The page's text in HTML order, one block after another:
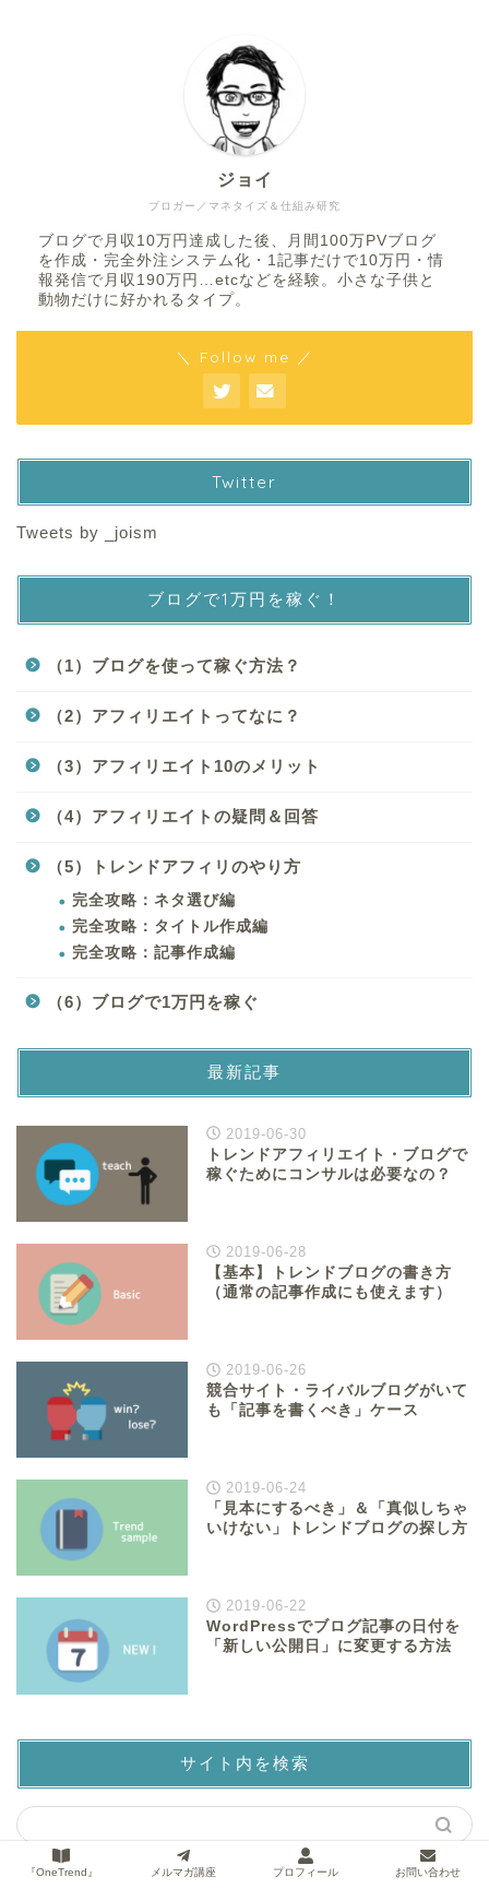
ブロガー／マネタイズ＆仕組み研究
ジョイ
ブログで月収10万円達成した後、月間100万PVブログ
を作成・完全外注システム化・1記事だけで10万円・情
報発信で月収190万円…etcなどを経験。小さな子供と
動物だけに好かれるタイプ。
＼ Follow me ／
Twitter
Tweets by _joism
ブログで1万円を稼ぐ！
（1）ブログを使って稼ぐ方法？
（2）アフィリエイトってなに？
（3）アフィリエイト10のメリット
（4）アフィリエイトの疑問＆回答
（5）トレンドアフィリのやり方
完全攻略：ネタ選び編
完全攻略：タイトル作成編
完全攻略：記事作成編
（6）ブログで1万円を稼ぐ
最新記事
2019-06-30
トレンドアフィリエイト・ブログで
稼ぐためにコンサルは必要なの？
2019-06-28
【基本】トレンドブログの書き方
（通常の記事作成にも使えます）
2019-06-26
競合サイト・ライバルブログがいて
も「記事を書くべき」ケース
2019-06-24
「見本にするべき」＆「真似しちゃ
いけない」トレンドブログの探し方
2019-06-22
WordPressでブログ記事の日付を
「新しい公開日」に変更する方法
サイト内を検索
『OneTrend』 メルマガ講座 プロフィール お問い合わせ